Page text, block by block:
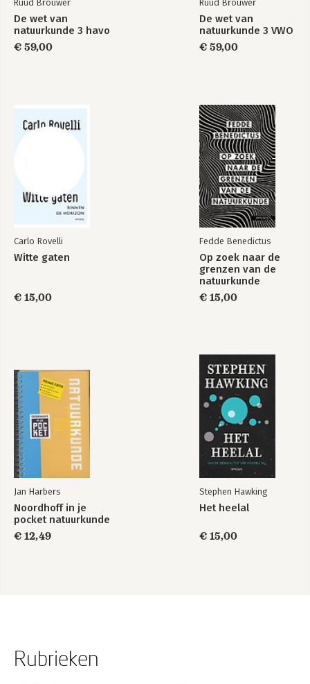
Ruud Brouwer
De wet van
natuurkunde 3 havo
€ 59,00
Ruud Brouwer
De wet van
natuurkunde 3 VWO
€ 59,00
Carlo Rovelli
Witte gaten
€ 15,00
Fedde Benedictus
Op zoek naar de
grenzen van de
natuurkunde
€ 15,00
Jan Harbers
Noordhoff in je
pocket natuurkunde
€ 12,49
Stephen Hawking
Het heelal
€ 15,00
Rubrieken